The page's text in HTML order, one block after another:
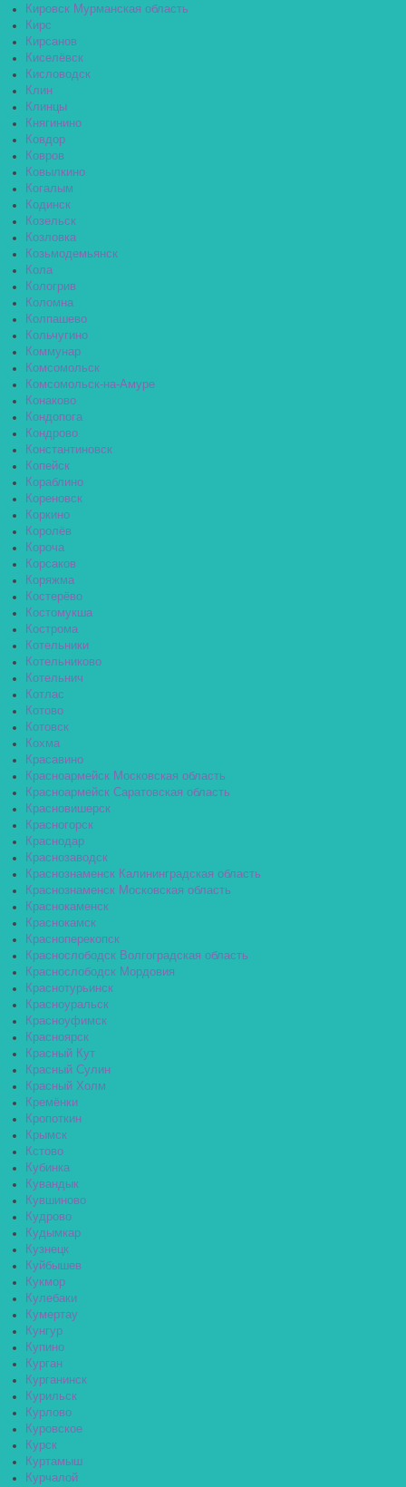
Кировск Мурманская область
Кирс
Кирсанов
Киселёвск
Кисловодск
Клин
Клинцы
Княгинино
Ковдор
Ковров
Ковылкино
Когалым
Кодинск
Козельск
Козловка
Козьмодемьянск
Кола
Кологрив
Коломна
Колпашево
Кольчугино
Коммунар
Комсомольск
Комсомольск-на-Амуре
Конаково
Кондопога
Кондрово
Константиновск
Копейск
Кораблино
Кореновск
Коркино
Королёв
Короча
Корсаков
Коряжма
Костерёво
Костомукша
Кострома
Котельники
Котельниково
Котельнич
Котлас
Котово
Котовск
Кохма
Красавино
Красноармейск Московская область
Красноармейск Саратовская область
Красновишерск
Красногорск
Краснодар
Краснозаводск
Краснознаменск Калининградская область
Краснознаменск Московская область
Краснокаменск
Краснокамск
Красноперекопск
Краснослободск Волгоградская область
Краснослободск Мордовия
Краснотурьинск
Красноуральск
Красноуфимск
Красноярск
Красный Кут
Красный Сулин
Красный Холм
Кремёнки
Кропоткин
Крымск
Кстово
Кубинка
Кувандык
Кувшиново
Кудрово
Кудымкар
Кузнецк
Куйбышев
Кукмор
Кулебаки
Кумертау
Кунгур
Купино
Курган
Курганинск
Курильск
Курлово
Куровское
Курск
Куртамыш
Курчалой